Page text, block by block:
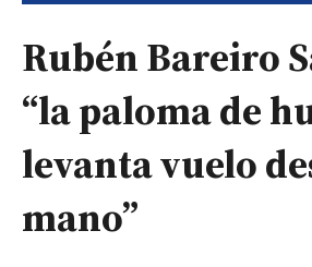
Rubén Bareiro
“la paloma de
levanta vuelo
mano”